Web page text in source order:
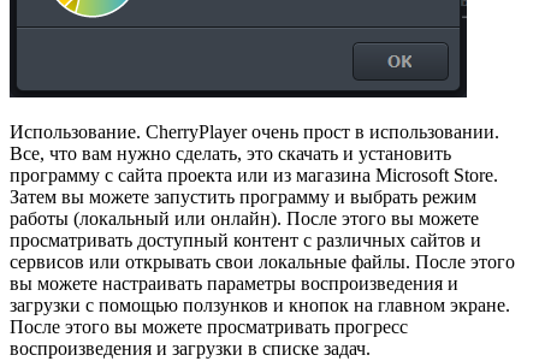
Использование. CherryPlayer очень прост в использовании.
Все, что вам нужно сделать, это скачать и установить
программу с сайта проекта или из магазина Microsoft Store.
Затем вы можете запустить программу и выбрать режим
работы (локальный или онлайн). После этого вы можете
просматривать доступный контент с различных сайтов и
сервисов или открывать свои локальные файлы. После этого
вы можете настраивать параметры воспроизведения и
загрузки с помощью ползунков и кнопок на главном экране.
После этого вы можете просматривать прогресс
воспроизведения и загрузки в списке задач.